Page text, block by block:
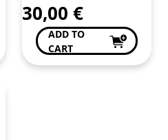
30,00 €
ADD TO
CART